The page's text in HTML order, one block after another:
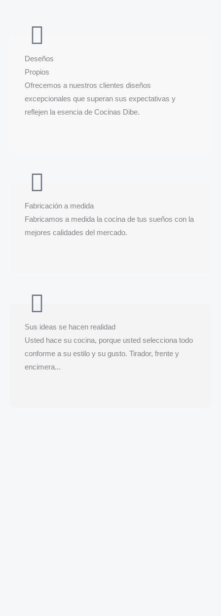
Deseños
Propios
Ofrecemos a nuestros clientes diseños
excepcionales que superan sus expectativas y
reflejen la esencia de Cocinas Dibe.
Fabricación a medida
Fabricamos a medida la cocina de tus sueños con la
mejores calidades del mercado.
Sus ideas se hacen realidad
Usted hace su cocina, porque usted selecciona todo
conforme a su estilo y su gusto. Tirador, frente y
encimera...